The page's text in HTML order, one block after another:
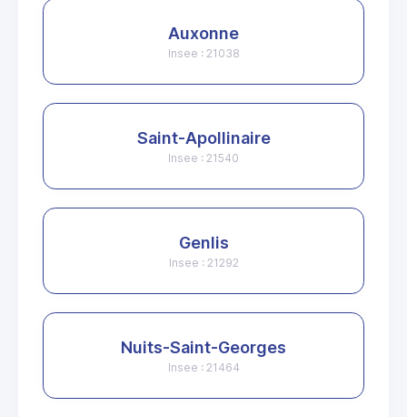
Auxonne
Insee : 21038
Saint-Apollinaire
Insee : 21540
Genlis
Insee : 21292
Nuits-Saint-Georges
Insee : 21464